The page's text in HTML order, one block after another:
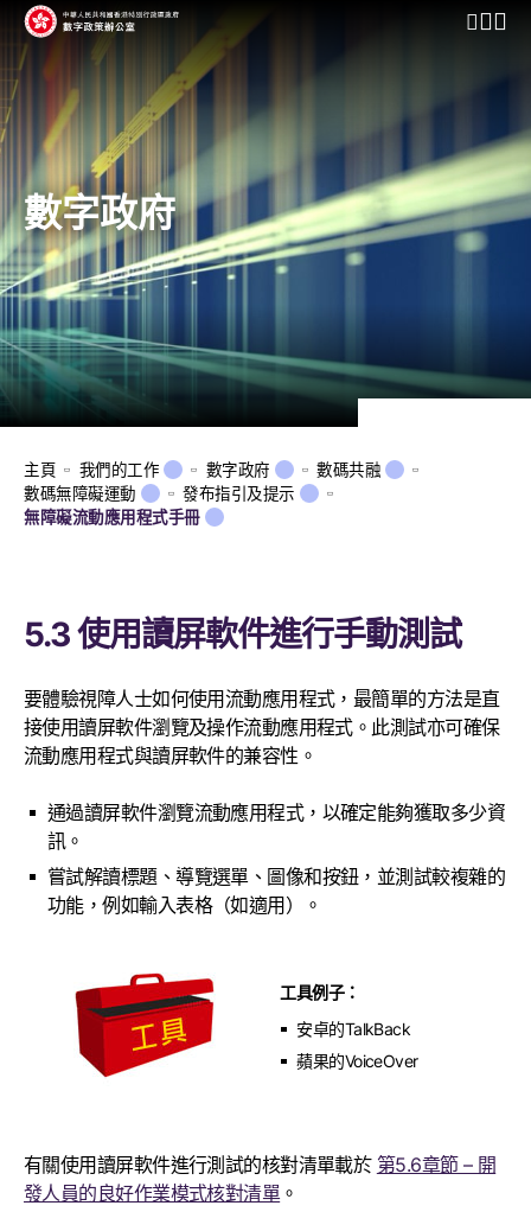
開啟行
數字政府
主頁 我們的工作 數字政府
數碼共融
數碼無障礙運動
發布指引及提示
無障礙流動應用程式手冊
5.3 使用讀屏軟件進行手動測試
要體驗視障人士如何使用流動應用程式，最簡單的方法是直
接使用讀屏軟件瀏覽及操作流動應用程式。此測試亦可確保
流動應用程式與讀屏軟件的兼容性。
通過讀屏軟件瀏覽流動應用程式，以確定能夠獲取多少資
訊。
嘗試解讀標題、導覽選單、圖像和按鈕，並測試較複雜的
功能，例如輸入表格（如適用）。
工具例子：
安卓的TalkBack
蘋果的VoiceOver
有關使用讀屏軟件進行測試的核對清單載於 第5.6章節 – 開
發人員的良好作業模式核對清單。